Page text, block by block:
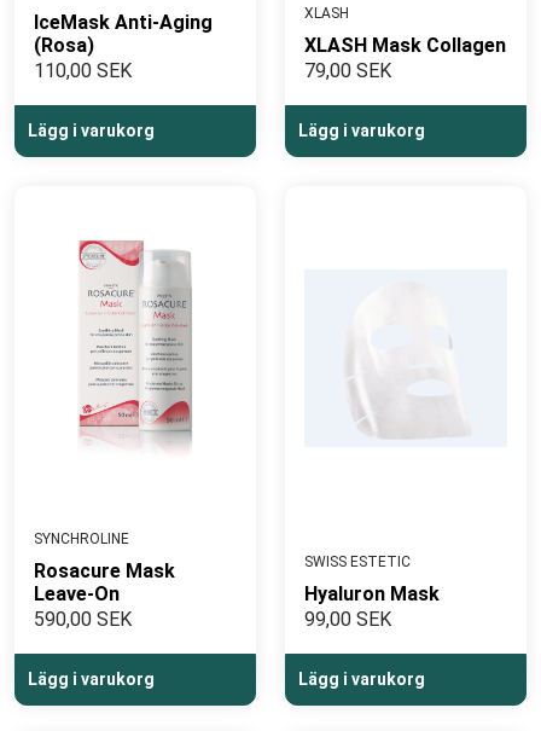
IceMask Anti-Aging
(Rosa)
110,00 SEK
Lägg i varukorg
XLASH
XLASH Mask Collagen
79,00 SEK
Lägg i varukorg
SYNCHROLINE
Rosacure Mask
Leave-On
590,00 SEK
Lägg i varukorg
SWISS ESTETIC
Hyaluron Mask
99,00 SEK
Lägg i varukorg